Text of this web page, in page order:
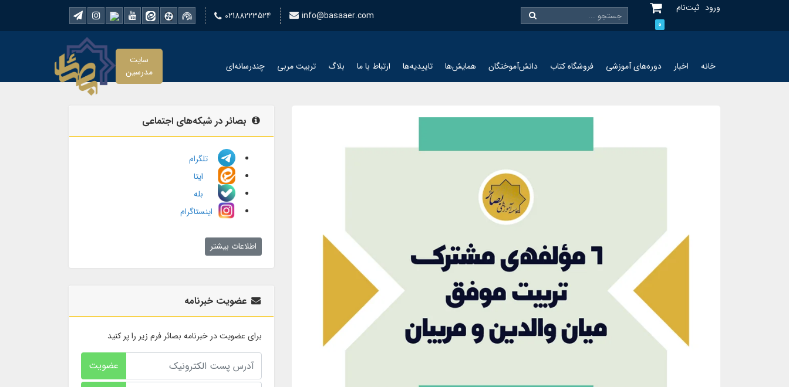
ورود ثبت‌نام
0
02188223524 info@basaaer.com
خانه اخبار دوره‌های آموزشی فروشگاه کتاب دانش‌آموختگان همایش‌ها تاییدیه‌ها ارتباط با ما بلاگ تربیت مربی چندرسانه‌ای
سایت
مدرسین
بصائر در شبکه‌های اجتماعی
تلگرام
ایتا
بله
اینستاگرام
اطلاعات بیشتر
عضویت خبرنامه
برای عضویت در خبرنامه بصائر فرم زیر را پر کنید
عضویت